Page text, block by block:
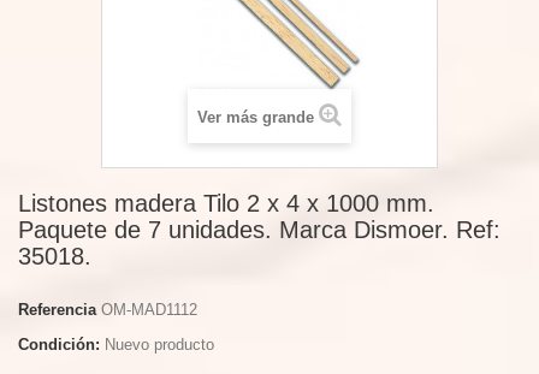
Ver más grande
Listones madera Tilo 2 x 4 x 1000 mm.
Paquete de 7 unidades. Marca Dismoer. Ref:
35018.
Referencia OM-MAD1112
Condición: Nuevo producto